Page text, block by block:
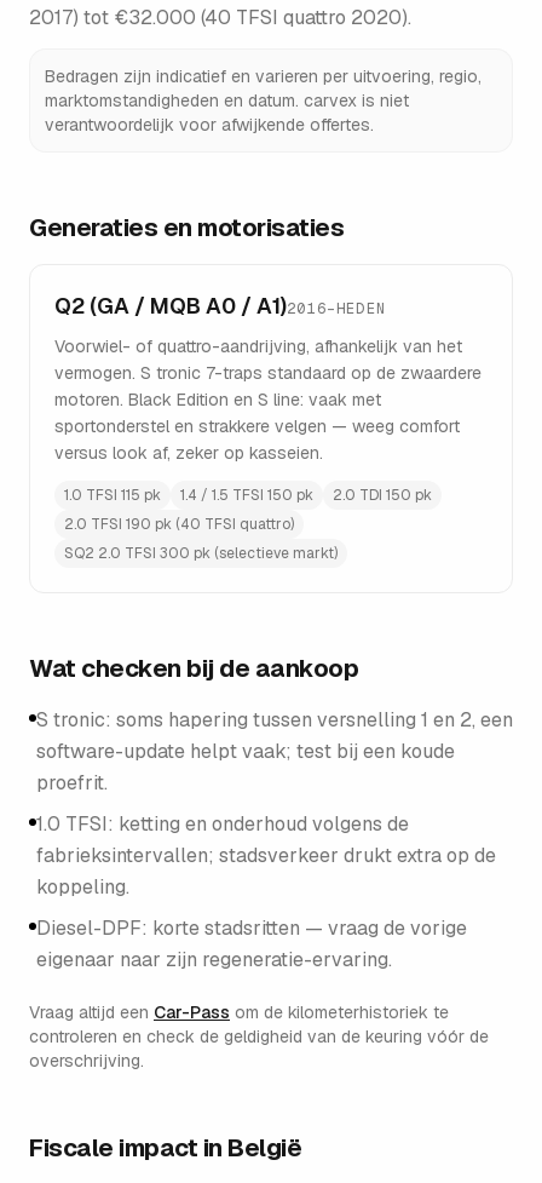
2017) tot €32.000 (40 TFSI quattro 2020).
Bedragen zijn indicatief en varieren per uitvoering, regio,
marktomstandigheden en datum. carvex is niet
verantwoordelijk voor afwijkende offertes.
Generaties en motorisaties
Q2 (GA / MQB A0 / A1)2016–HEDEN
Voorwiel- of quattro-aandrijving, afhankelijk van het
vermogen. S tronic 7-traps standaard op de zwaardere
motoren. Black Edition en S line: vaak met
sportonderstel en strakkere velgen — weeg comfort
versus look af, zeker op kasseien.
1.0 TFSI 115 pk 1.4 / 1.5 TFSI 150 pk
2.0 TDI 150 pk
2.0 TFSI 190 pk (40 TFSI quattro)
SQ2 2.0 TFSI 300 pk (selectieve markt)
Wat checken bij de aankoop
S tronic: soms hapering tussen versnelling 1 en 2, een
software-update helpt vaak; test bij een koude
proefrit.
1.0 TFSI: ketting en onderhoud volgens de
fabrieksintervallen; stadsverkeer drukt extra op de
koppeling.
Diesel-DPF: korte stadsritten — vraag de vorige
eigenaar naar zijn regeneratie-ervaring.
Vraag altijd een Car-Pass om de kilometerhistoriek te
controleren en check de geldigheid van de keuring vóór de
overschrijving.
Fiscale impact in België